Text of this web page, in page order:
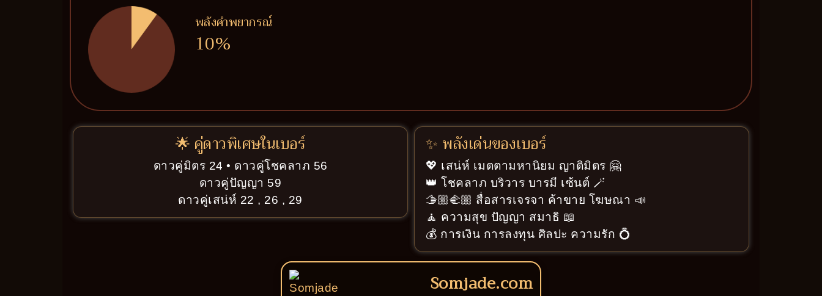
พลังคำพยากรณ์
10%
🌟 คู่ดาวพิเศษในเบอร์
ดาวคู่มิตร 24 • ดาวคู่โชคลาภ 56
ดาวคู่ปัญญา 59
ดาวคู่เสน่ห์ 22 , 26 , 29
✨ พลังเด่นของเบอร์
💖 เสน่ห์ เมตตามหานิยม ญาติมิตร 🤗
👑 โชคลาภ บริวาร บารมี เซ้นต์ 🪄
🫱🏼‍🫲🏼 สื่อสารเจรจา ค้าขาย โฆษณา 📣
🧘 ความสุข ปัญญา สมาธิ 📖
💰 การเงิน การลงทุน ศิลปะ ความรัก 💍
Somjade.com